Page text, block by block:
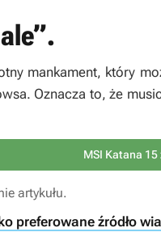
mankament, który
Oznacza to, że
MSI Katana 15
artykułu.
preferowane źródło